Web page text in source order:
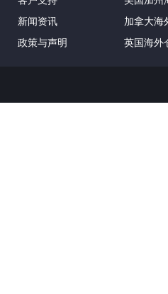
新闻资讯
政策与声明
加拿大海
英国海外